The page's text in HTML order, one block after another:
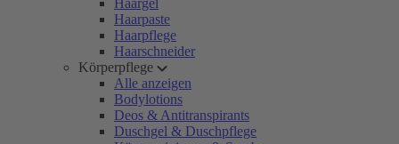
Haargel
Haarpaste
Haarpflege
Haarschneider
Körperpflege
Alle anzeigen
Bodylotions
Deos & Antitranspirants
Duschgel & Duschpflege